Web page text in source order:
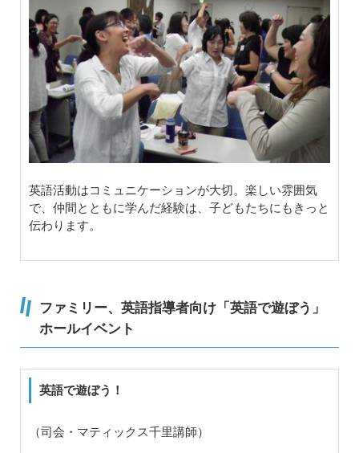
英語活動はコミュニケーションが大切。楽しい雰囲気
で、仲間とともに学んだ経験は、子どもたちにもきっと
伝わります。
ファミリー、英語指導者向け「英語で遊ぼう」
ホールイベント
英語で遊ぼう！
（司会・マティックス千里講師）